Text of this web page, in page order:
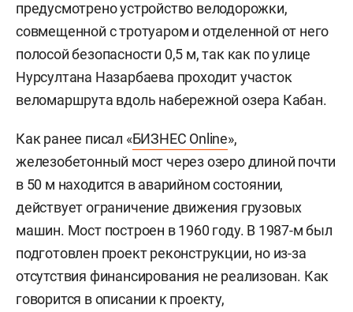
предусмотрено устройство велодорожки,
совмещенной с тротуаром и отделенной от него
полосой безопасности 0,5 м, так как по улице
Нурсултана Назарбаева проходит участок
веломаршрута вдоль набережной озера Кабан.
Как ранее писал «БИЗНЕС Online»,
железобетонный мост через озеро длиной почти
в 50 м находится в аварийном состоянии,
действует ограничение движения грузовых
машин. Мост построен в 1960 году. В 1987-м был
подготовлен проект реконструкции, но из-за
отсутствия финансирования не реализован. Как
говорится в описании к проекту,